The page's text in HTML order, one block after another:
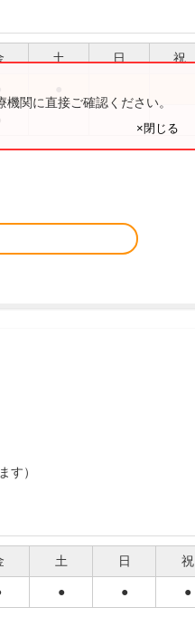
土 日 祝
関に直接ご確認ください。
×閉じる
す）
土 日 祝
● ● ●